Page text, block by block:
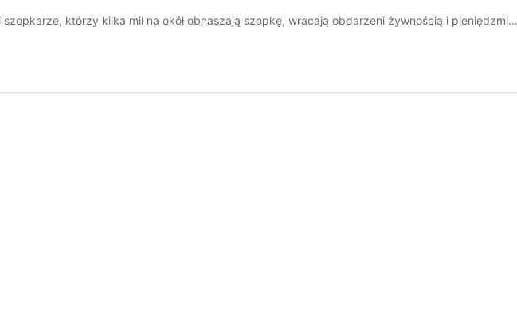
którzy kilka mil na okół obnaszają szopkę, wracają obdarzeni żywnością i pieniędzmi…